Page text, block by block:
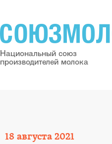
Национальный союз
производителей молока
18 августа2021